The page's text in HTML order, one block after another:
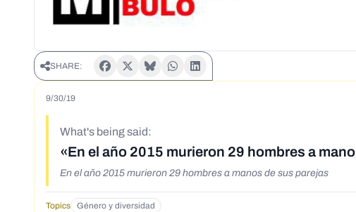
SHARE:
9/30/19
What's being said:
«En el año 2015 murieron 29 hombres a
En el año 2015 murieron 29 hombres a manos de sus parejas
Topics Género y diversidad